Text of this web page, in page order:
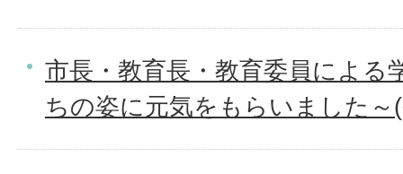
市長・教育長・教育委員による
ちの姿に元気をもらいました～